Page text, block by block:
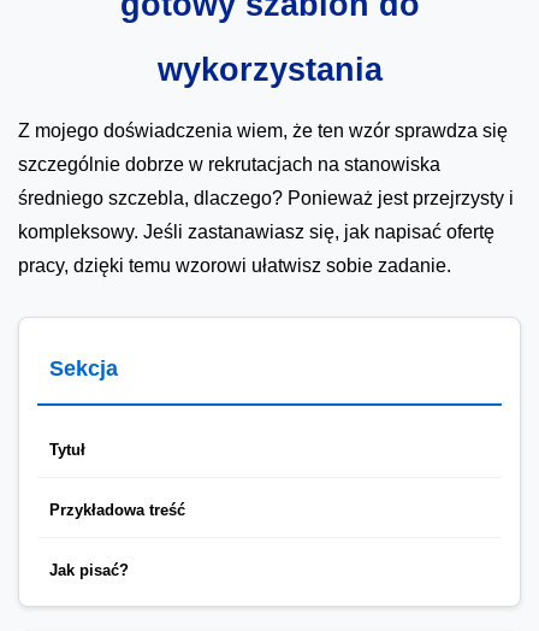
wykorzystania
Z mojego doświadczenia wiem, że ten wzór sprawdza się
szczególnie dobrze w rekrutacjach na stanowiska
średniego szczebla, dlaczego? Ponieważ jest przejrzysty i
kompleksowy. Jeśli zastanawiasz się, jak napisać ofertę
pracy, dzięki temu wzorowi ułatwisz sobie zadanie.
Sekcja
Tytuł
Przykładowa treść
Jak pisać?